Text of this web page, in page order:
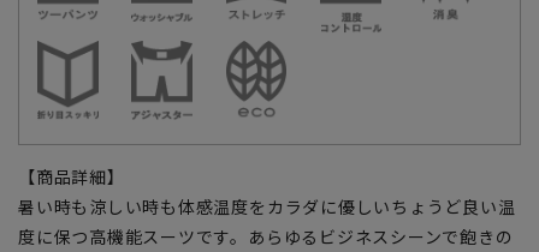
【商品詳細】
暑い時も涼しい時も体感温度をカラダに優しいちょうど良い温
度に保つ高機能スーツです。あらゆるビジネスシーンで飽きの